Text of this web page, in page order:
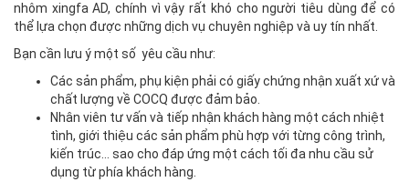
nhôm xingfa AD, chính vì vậy rất khó cho người tiêu dùng để có
thể lựa chọn được những dịch vụ chuyên nghiệp và uy tín nhất.
Bạn cần lưu ý một số yêu cầu như:
Các sản phẩm, phụ kiện phải có giấy chứng nhận xuất xứ và
chất lượng về COCQ được đảm bảo.
Nhân viên tư vấn và tiếp nhận khách hàng một cách nhiệt
tình, giới thiệu các sản phẩm phù hợp với từng công trình,
kiến trúc… sao cho đáp ứng một cách tối đa nhu cầu sử
dụng từ phía khách hàng.